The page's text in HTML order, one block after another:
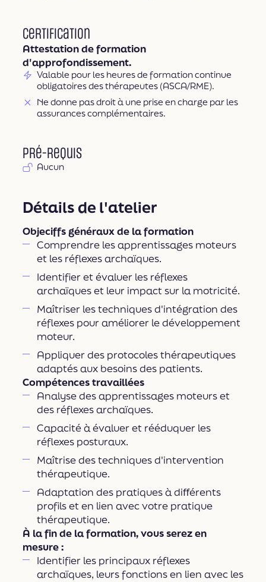
Certification
Attestation de formation
d'approfondissement.
Valable pour les heures de formation continue
obligatoires des thérapeutes (ASCA/RME).
Ne donne pas droit à une prise en charge par les
assurances complémentaires.
Pré-requis
Aucun
Détails de l'atelier
Objeciffs généraux de la formation
Comprendre les apprentissages moteurs
et les réflexes archaïques.
Identifier et évaluer les réflexes
archaïques et leur impact sur la motricité.
Maîtriser les techniques d'intégration des
réflexes pour améliorer le développement
moteur.
Appliquer des protocoles thérapeutiques
adaptés aux besoins des patients.
Compétences travaillées
Analyse des apprentissages moteurs et
des réflexes archaïques.
Capacité à évaluer et rééduquer les
réflexes posturaux.
Maîtrise des techniques d'intervention
thérapeutique.
Adaptation des pratiques à diﬀérents
profils et en lien avec votre pratique
thérapeutique.
À la fin de la formation, vous serez en
mesure :
Identifier les principaux réflexes
archaïques, leurs fonctions en lien avec les